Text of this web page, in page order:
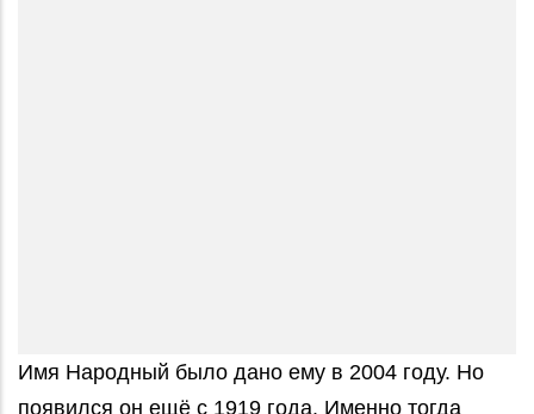
Имя Народный было дано ему в 2004 году. Но
появился он ещё с 1919 года. Именно тогда